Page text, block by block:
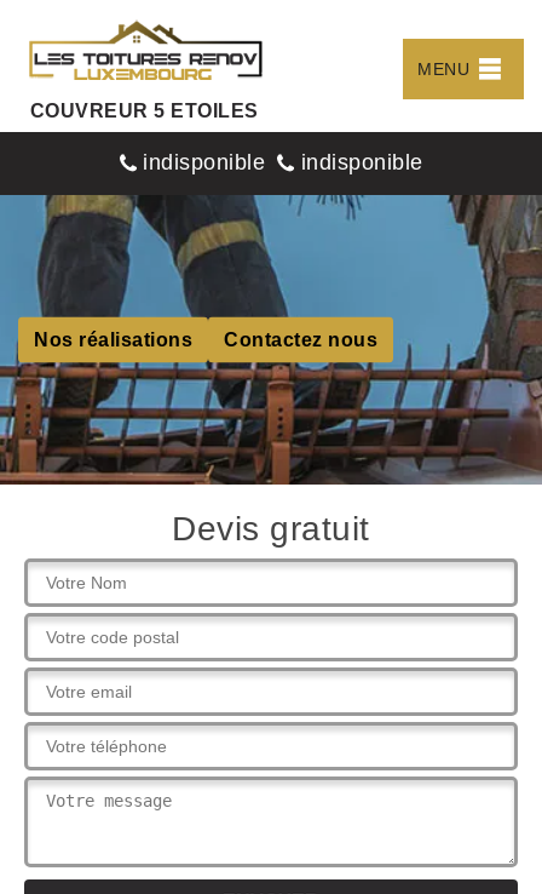
COUVREUR 5 ETOILES
MENU
indisponible indisponible
Nos réalisations Contactez nous
Devis gratuit